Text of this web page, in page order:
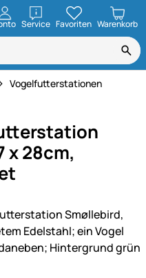
ServiceöffnenFavoriten Warenkorb
Vogelfutterstationen
x 28cm,